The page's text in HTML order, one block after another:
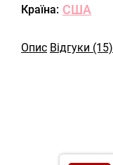
Країна: США
Опис Відгуки (15)